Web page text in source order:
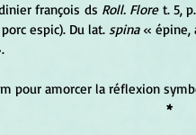
françois ds Roll. Flore t. 5,
espic). Du lat. spina « épine,
pour amorcer la réflexion
*